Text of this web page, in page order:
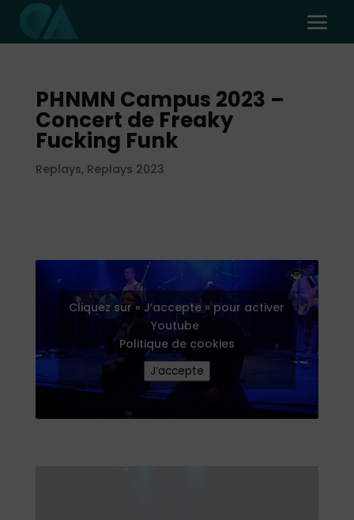
PHNMN Campus 2023 –
Concert de Freaky
Fucking Funk
Replays, Replays 2023
Cliquez sur « J’accepte » pour activer
Youtube
Politique de cookies
J’accepte